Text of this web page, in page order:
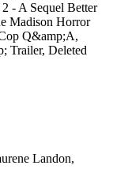
- A Sequel Better
Madison Horror
Q&amp;A,
Trailer, Deleted
Landon,